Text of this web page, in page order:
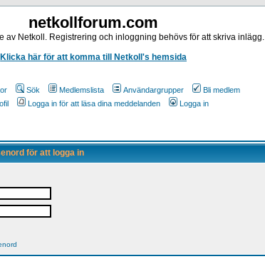
netkollforum.com
av Netkoll. Registrering och inloggning behövs för att skriva inlägg.
Klicka här för att komma till Netkoll's hemsida
Sök Medlemslista Användargrupper
Bli medlem
Logga in för att läsa dina meddelanden Logga in
för att logga in